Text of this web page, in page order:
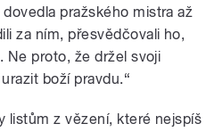
pražského mistra až
za ním, přesvědčovali ho,
Ne proto, že držel svoji
boží pravdu.“
listům z vězení, které nejspíš